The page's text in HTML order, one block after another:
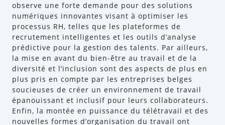
observe une forte demande pour des solutions
numériques innovantes visant à optimiser les
processus RH, telles que les plateformes de
recrutement intelligentes et les outils d’analyse
prédictive pour la gestion des talents. Par ailleurs,
la mise en avant du bien-être au travail et de la
diversité et l’inclusion sont des aspects de plus en
plus pris en compte par les entreprises belges
soucieuses de créer un environnement de travail
épanouissant et inclusif pour leurs collaborateurs.
Enfin, la montée en puissance du télétravail et des
nouvelles formes d’organisation du travail ont